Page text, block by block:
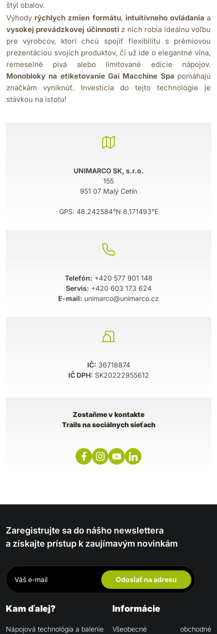
štýl obalov.
Výhody rýchlych zmien formátu, intuitívneho ovládania a
vysokej prevádzkovej účinnostiz nich robia ideálnu voľbu
pre výrobcov, ktorí chcú spojiť flexibilitu s prémiovou
prezentáciou svojich produktov, či už ide o elegantné vína,
remeselné pivá alebo limitované edície nápojov.
Monobloky na etiketovanie Gai Macchine Spa pomáhajú
značkám vyniknúť. Investícia do tejto technológie je
stávkou na istotu!
UNIMARCO SK, s.r.o.
155
951 07 Malý Cetín
GPS: 48.242584°N 8.171493°E
Telefón: +420 577 901 148
Servis: +420 603 173 624
E-mail: unimarco@unimarco.cz
IČ: 36718874
IČ DPH: SK20222955612
Zostaňme v kontakte
Trails na sociálnych sieťach
Zaregistrujte sa do nášho newslettera
a získajte prístup k zaujímavým novinkám
Odoslať na adresu
Kam ďalej?
Nápojová technológia a balenie
Informácie
Všeobecné obchodné